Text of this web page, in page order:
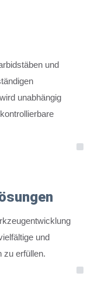
und
unabhängig
und
zu erfüllen.